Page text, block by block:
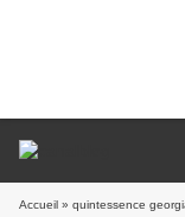
Accueil » quintessence